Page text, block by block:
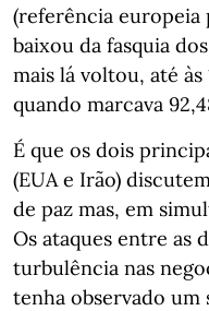
(referência
baixou da fasquia
mais lá voltou, até
quando marcava
É que os dois
(EUA e Irão)
de paz mas, em
Os ataques entre as
turbulência nas
tenha observado